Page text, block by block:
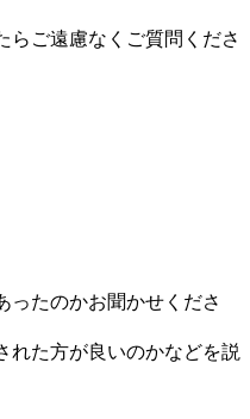
らご遠慮なくご質問くださ
ったのかお聞かせくださ
れた方が良いのかなどを説